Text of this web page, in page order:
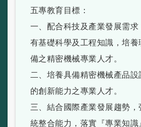
五專教育目標：
一、配合科技及產業發展需
有基礎科學及工程知識，培
備之精密機械專業人才。
二、培養具備精密機械產品設
的創新能力之專業人才。
三、結合國際產業發展趨勢，
統整合能力，落實『專業知